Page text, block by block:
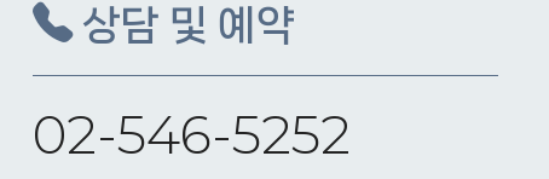
상담 및 예약
02-546-5252